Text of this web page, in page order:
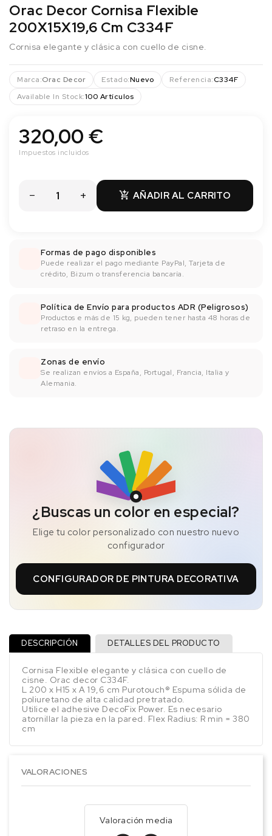
Orac Decor Cornisa Flexible
200X15X19,6 Cm C334F
Cornisa elegante y clásica con cuello de cisne.
Marca:Orac Decor Estado:Nuevo Referencia:C334F
Available In Stock:100 Artículos
320,00 €
Impuestos incluidos
 AÑADIR AL CARRITO
Formas de pago disponibles
Puede realizar el pago mediante PayPal, Tarjeta de
crédito, Bizum o transferencia bancaría.
Política de Envío para productos ADR (Peligrosos)
Productos e más de 15 kg, pueden tener hasta 48 horas de
retraso en la entrega.
Zonas de envío
Se realizan envíos a España, Portugal, Francia, Italia y
Alemania.
¿Buscas un color en especial?
Elige tu color personalizado con nuestro nuevo
configurador
CONFIGURADOR DE PINTURA DECORATIVA
DESCRIPCIÓN DETALLES DEL PRODUCTO
Cornisa Flexible elegante y clásica con cuello de
cisne. Orac decor C334F.
L 200 x H15 x A 19,6 cm Purotouch® Espuma sólida de
poliuretano de alta calidad pretratado.
Utilice el adhesive DecoFix Power. Es necesario
atornillar la pieza en la pared. Flex Radius: R min = 380
cm
VALORACIONES
Valoración media